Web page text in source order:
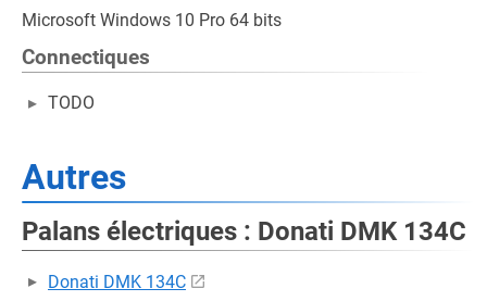
Microsoft Windows 10 Pro 64 bits
Connectiques
TODO
Autres
Palans électriques : Donati DMK 134C
Donati DMK 134C